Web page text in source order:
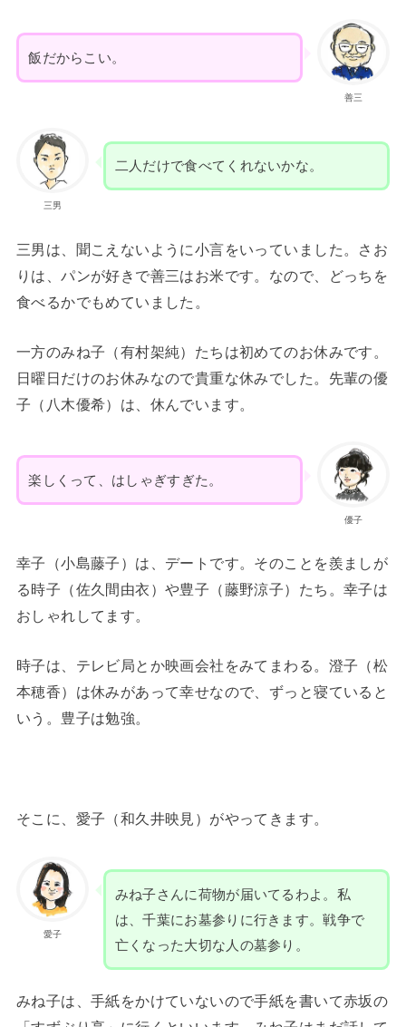
善三
飯だからこい。
三男
二人だけで食べてくれないかな。
三男は、聞こえないように小言をいっていました。さお
りは、パンが好きで善三はお米です。なので、どっちを
食べるかでもめていました。
一方のみね子（有村架純）たちは初めてのお休みです。
日曜日だけのお休みなので貴重な休みでした。先輩の優
子（八木優希）は、休んでいます。
優子
楽しくって、はしゃぎすぎた。
幸子（小島藤子）は、デートです。そのことを羨ましが
る時子（佐久間由衣）や豊子（藤野涼子）たち。幸子は
おしゃれしてます。
時子は、テレビ局とか映画会社をみてまわる。澄子（松
本穂香）は休みがあって幸せなので、ずっと寝ていると
いう。豊子は勉強。
そこに、愛子（和久井映見）がやってきます。
愛子
みね子さんに荷物が届いてるわよ。私
は、千葉にお墓参りに行きます。戦争で
亡くなった大切な人の墓参り。
みね子は、手紙をかけていないので手紙を書いて赤坂の